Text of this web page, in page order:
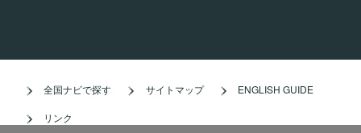
全国ナビで探す サイトマップ ENGLISH GUIDE
リンク